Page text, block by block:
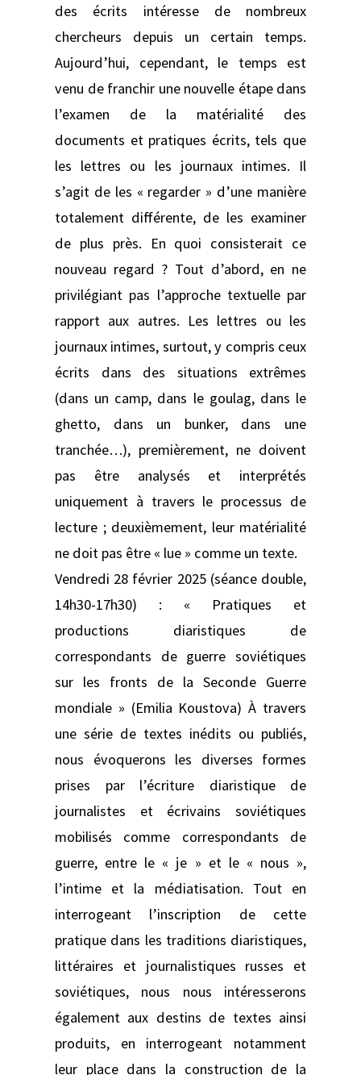
des écrits intéresse de nombreux
chercheurs depuis un certain temps.
Aujourd’hui, cependant, le temps est
venu de franchir une nouvelle étape dans
l’examen de la matérialité des
documents et pratiques écrits, tels que
les lettres ou les journaux intimes. Il
s’agit de les « regarder » d’une manière
totalement différente, de les examiner
de plus près. En quoi consisterait ce
nouveau regard ? Tout d’abord, en ne
privilégiant pas l’approche textuelle par
rapport aux autres. Les lettres ou les
journaux intimes, surtout, y compris ceux
écrits dans des situations extrêmes
(dans un camp, dans le goulag, dans le
ghetto, dans un bunker, dans une
tranchée…), premièrement, ne doivent
pas être analysés et interprétés
uniquement à travers le processus de
lecture ; deuxièmement, leur matérialité
ne doit pas être « lue » comme un texte.
Vendredi 28 février 2025 (séance double,
14h30-17h30) : « Pratiques et
productions diaristiques de
correspondants de guerre soviétiques
sur les fronts de la Seconde Guerre
mondiale » (Emilia Koustova) À travers
une série de textes inédits ou publiés,
nous évoquerons les diverses formes
prises par l’écriture diaristique de
journalistes et écrivains soviétiques
mobilisés comme correspondants de
guerre, entre le « je » et le « nous »,
l’intime et la médiatisation. Tout en
interrogeant l’inscription de cette
pratique dans les traditions diaristiques,
littéraires et journalistiques russes et
soviétiques, nous nous intéresserons
également aux destins de textes ainsi
produits, en interrogeant notamment
leur place dans la construction de la